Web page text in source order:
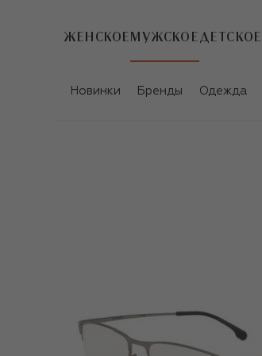
ЖЕНСКОЕ МУЖСКОЕ ДЕТСКОЕ
Новинки Бренды Одежда